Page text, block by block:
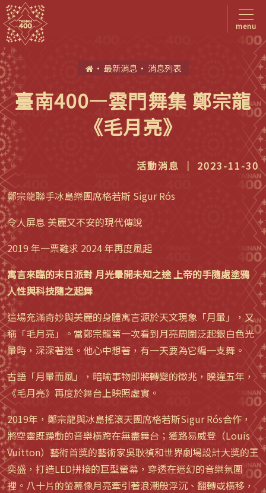
menu
首 最新消息 消息列表
臺南400—雲門舞集 鄭宗龍
《毛月亮》
活動消息 ｜ 2023-11-30
鄭宗龍聯手冰島樂團席格若斯 Sigur Rós
令人屏息 美麗又不安的現代傳說
2019 年一票難求 2024 年再度風起
寓言來臨的末日派對 月光暈開未知之途 上帝的手隨處塗鴉
人性與科技隨之起舞
這場充滿奇妙與美麗的身體寓言源於天文現象「月暈」，又
稱「毛月亮」。當鄭宗龍第一次看到月亮周圍泛起銀白色光
暈時，深深著迷。他心中想著，有一天要為它編一支舞。
古語「月暈而風」，暗喻事物即將轉變的徵兆，睽違五年，
《毛月亮》再度於舞台上映照虛實。
2019年，鄭宗龍與冰島搖滾天團席格若斯Sigur Rós合作，
將空靈既躁動的音樂橫跨在無盡舞台；獲路易威登（Louis
Vuitton）藝術首獎的藝術家吳耿禎和世界劇場設計大獎的王
奕盛，打造LED拼接的巨型螢幕，穿透在迷幻的音樂氛圍
裡。八十片的螢幕像月亮牽引著浪潮般浮沉、翻轉或橫移，